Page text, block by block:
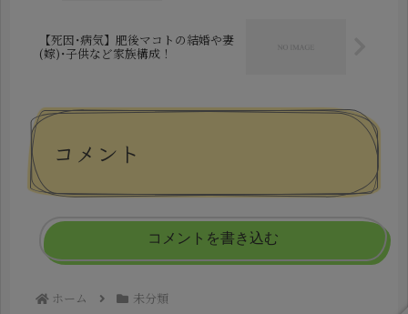
【死因･病気】肥後マコトの結婚や妻
(嫁)･子供など家族構成！
コメント
コメントを書き込む
ホーム 未分類